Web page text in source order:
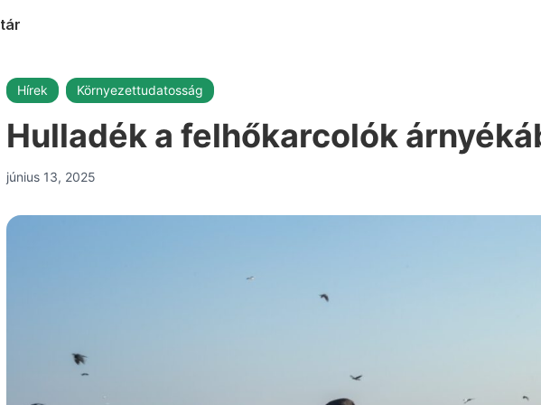
Hírek Környezettudatosság
Hulladék a felhőkarcolók
június 13, 2025